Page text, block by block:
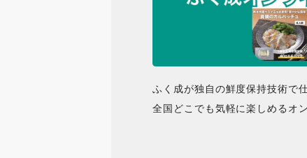
ふく成が独自の鮮度保持技術で
全国どこでも気軽に楽しめるオ